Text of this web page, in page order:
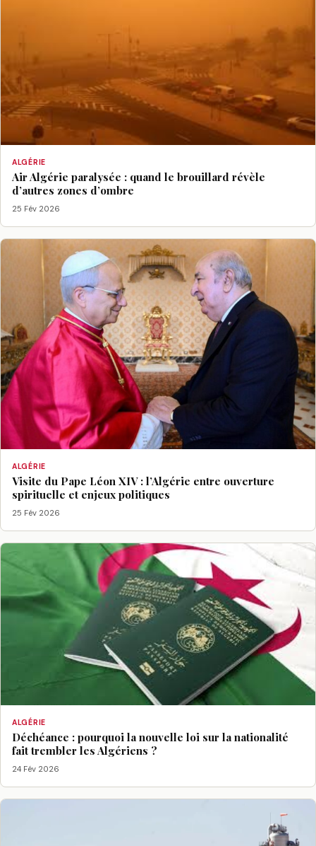
ALGÉRIE
Air Algérie paralysée : quand le brouillard révèle
d’autres zones d’ombre
25 Fév 2026
ALGÉRIE
Visite du Pape Léon XIV : l’Algérie entre ouverture
spirituelle et enjeux politiques
25 Fév 2026
ALGÉRIE
Déchéance : pourquoi la nouvelle loi sur la nationalité
fait trembler les Algériens ?
24 Fév 2026